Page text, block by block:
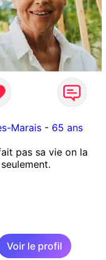
Marais- 65 ans
pas sa vie on la
Voir le profil